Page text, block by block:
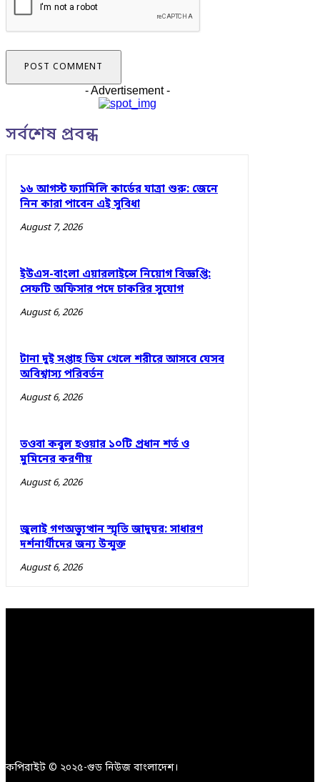
- Advertisement -
সর্বশেষ প্রবন্ধ
১৬ আগস্ট ফ্যামিলি কার্ডের যাত্রা শুরু: জেনে
নিন কারা পাবেন এই সুবিধা
August 7, 2026
ইউএস-বাংলা এয়ারলাইন্সে নিয়োগ বিজ্ঞপ্তি:
সেফটি অফিসার পদে চাকরির সুযোগ
August 6, 2026
টানা দুই সপ্তাহ ডিম খেলে শরীরে আসবে যেসব
অবিশ্বাস্য পরিবর্তন
August 6, 2026
তওবা কবুল হওয়ার ১০টি প্রধান শর্ত ও
মুমিনের করণীয়
August 6, 2026
জুলাই গণঅভ্যুত্থান স্মৃতি জাদুঘর: সাধারণ
দর্শনার্থীদের জন্য উন্মুক্ত
August 6, 2026
কপিরাইট © ২০২৫-গুড নিউজ বাংলাদেশ।